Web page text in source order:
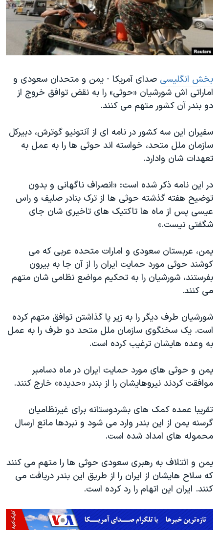
فرهنگ و زندگی
حقوق شهروندی
اقتصادی
اسرائیل در جنگ
گالری عکس
مستندها
انتخابات ریاست جمهوری آمریکا ۲۰۲۴
حمله جمهوری اسلامی به اسرائیل
ورزش زنان در ایران
اعتراضات زن، زندگی، آزادی
تریبونال مردمی آبان ۹۸
دادگاه حمید نوری
قانون شفافیت دارائی کادر رهبری ایران
اعتراضات مردمی آبان ۹۸
اسرائیل در جنگ
همایش محافظه‌کاران آمریکا «سی‌پک»
صفحه‌های ویژه
سفر پرزیدنت ترامپ به چین
دنبال کنید
زبانهای مختلف
بخش انگلیسی صدای آمریکا - یمن و متحدان سعودی و
اماراتی اش شورشیان «حوثی» را به نقض توافق خروج از
دو بندر آن کشور متهم می کنند.
سفیران این سه کشور در نامه ای از آنتونیو گوترش، دبیرکل
سازمان ملل متحد، خواسته اند حوثی ها را به عمل به
تعهدات شان وادارد.
در این نامه ذکر شده است: «انصراف ناگهانی و بدون
توضیح هفته گذشته حوثی ها از ترک بنادر صلیف و راس
عیسی پس از ماه ها تاکتیک های تاخیری شان جای
شگفتی نیست.»
یمن، عربستان سعودی و امارات متحده عربی که می
کوشند حوثی مورد حمایت ایران را از آن جا به بیرون
بفرستند، شورشیان را به تحکیم مواضع نظامی شان متهم
می کنند.
شورشیان طرف دیگر را به زیر پا گذاشتن توافق متهم کرده
است. یک سخنگوی سازمان ملل متحد دو طرف را به عمل
به وعده هایشان ترغیب کرده است.
یمن و حوثی های مورد حمایت ایران در ماه دسامبر
موافقت کردند نیروهایشان را از بندر «حدیده» خارج کنند.
تقریبا عمده کمک های بشردوستانه برای غیرنظامیان
گرسنه یمن از این بندر وارد می شود و نبردها مانع ارسال
محموله های امداد شده است.
یمن و ائتلاف به رهبری سعودی حوثی ها را متهم می کنند
که سلاح هایشان از ایران را از طریق این بندر دریافت می
کنند. ایران این اتهام را رد کرده است.